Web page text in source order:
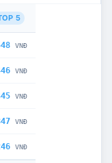
5
VNĐ
VNĐ
VNĐ
VNĐ
VNĐ